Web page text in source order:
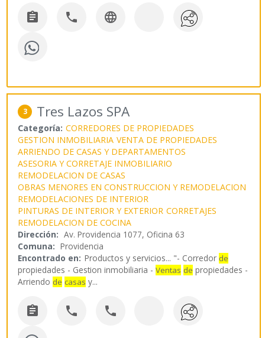
  
3 Tres Lazos SPA
Categoría: CORREDORES DE PROPIEDADES
GESTION INMOBILIARIA VENTA DE PROPIEDADES
ARRIENDO DE CASAS Y DEPARTAMENTOS
ASESORIA Y CORRETAJE INMOBILIARIO
REMODELACION DE CASAS
OBRAS MENORES EN CONSTRUCCION Y REMODELACION
REMODELACIONES DE INTERIOR
PINTURAS DE INTERIOR Y EXTERIOR CORRETAJES
REMODELACION DE COCINA
Dirección: Av. Providencia 1077, Oficina 63
Comuna: Providencia
Encontrado en: Productos y servicios... "- Corredor de
propiedades - Gestion inmobiliaria -Ventas de propiedades -
Arriendo de casas y...
  